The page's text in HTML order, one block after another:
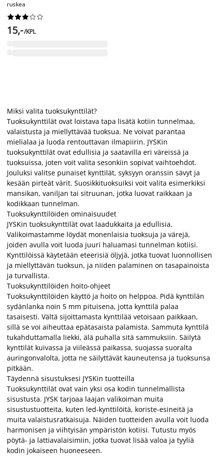
ruskea






15,-/KPL
Miksi valita tuoksukynttilät?
Tuoksukynttilät ovat loistava tapa lisätä kotiin tunnelmaa,
valaistusta ja miellyttävää tuoksua. Ne voivat parantaa
mielialaa ja luoda rentouttavan ilmapiirin. JYSKin
tuoksukynttilät ovat edullisia ja saatavilla eri väreissä ja
tuoksuissa, joten voit valita sesonkiin sopivat vaihtoehdot.
Jouluksi valitse punaiset kynttilät, syksyyn oranssin sävyt ja
kesään pirteät värit. Suosikkituoksuiksi voit valita esimerkiksi
mansikan, vaniljan tai sitruunan, jotka luovat raikkaan ja
kodikkaan tunnelman.
Tuoksukynttilöiden ominaisuudet
JYSKin tuoksukynttilät ovat laadukkaita ja edullisia.
Valikoimastamme löydät monenlaisia tuoksuja ja värejä,
joiden avulla voit luoda juuri haluamasi tunnelman kotiisi.
Kynttilöissä käytetään eteerisiä öljyjä, jotka tuovat luonnollisen
ja miellyttävän tuoksun, ja niiden palaminen on tasapainoista
ja turvallista.
Tuoksukynttilöiden hoito-ohjeet
Tuoksukynttilöiden käyttö ja hoito on helppoa. Pidä kynttilän
sydänlanka noin 5 mm pituisena, jotta kynttilä palaa
tasaisesti. Vältä sijoittamasta kynttilää vetoisaan paikkaan,
sillä se voi aiheuttaa epätasaista palamista. Sammuta kynttilä
tukahduttamalla liekki, älä puhalla sitä sammuksiin. Säilytä
kynttilät kuivassa ja viileässä paikassa, suojassa suoralta
auringonvalolta, jotta ne säilyttävät kauneutensa ja tuoksunsa
pitkään.
Täydennä sisustuksesi JYSKin tuotteilla
Tuoksukynttilät ovat vain yksi osa kodin tunnelmallista
sisustusta. JYSK tarjoaa laajan valikoiman muita
sisustustuotteita, kuten led-kynttilöitä, koriste-esineitä ja
muita valaistusratkaisuja. Näiden tuotteiden avulla voit luoda
harmonisen ja viihtyisän ympäristön kotiisi. Tutustu myös
pöytä- ja lattiavalaisimiin, jotka tuovat lisää valoa ja tyyliä
kodin jokaiseen huoneeseen.